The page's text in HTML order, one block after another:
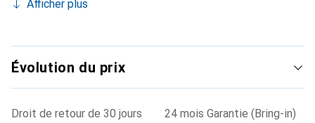
Afficher plus
Évolution du prix
Droit de retour de 30 jours
24 mois Garantie (Bring-in)